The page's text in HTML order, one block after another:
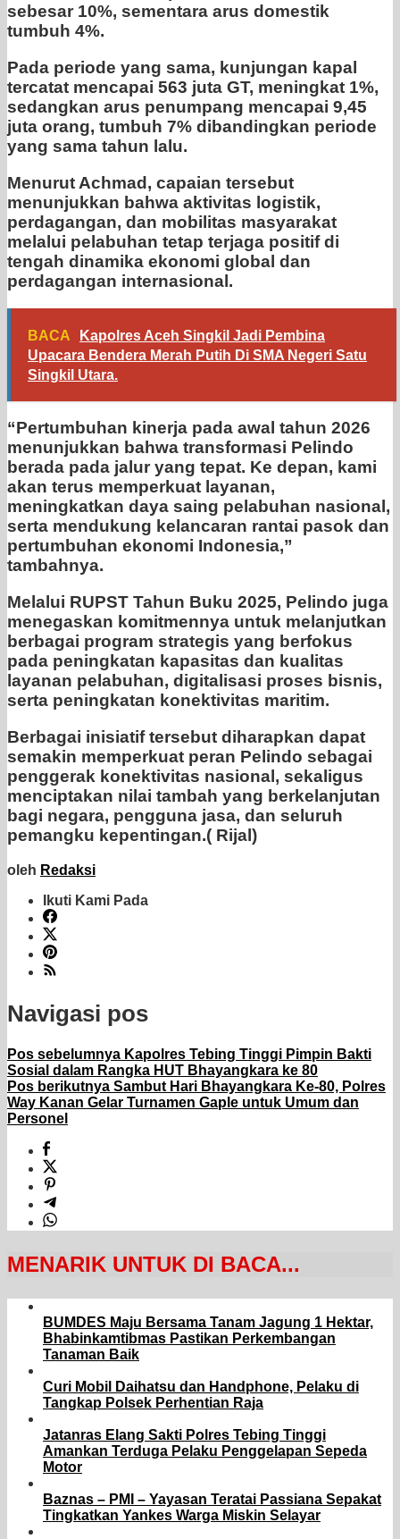
sebesar 10%, sementara arus domestik
tumbuh 4%.
Pada periode yang sama, kunjungan kapal
tercatat mencapai 563 juta GT, meningkat 1%,
sedangkan arus penumpang mencapai 9,45
juta orang, tumbuh 7% dibandingkan periode
yang sama tahun lalu.
Menurut Achmad, capaian tersebut
menunjukkan bahwa aktivitas logistik,
perdagangan, dan mobilitas masyarakat
melalui pelabuhan tetap terjaga positif di
tengah dinamika ekonomi global dan
perdagangan internasional.
BACA
Kapolres Aceh Singkil Jadi Pembina
Upacara Bendera Merah Putih Di SMA Negeri Satu
Singkil Utara.
“Pertumbuhan kinerja pada awal tahun 2026
menunjukkan bahwa transformasi Pelindo
berada pada jalur yang tepat. Ke depan, kami
akan terus memperkuat layanan,
meningkatkan daya saing pelabuhan nasional,
serta mendukung kelancaran rantai pasok dan
pertumbuhan ekonomi Indonesia,”
tambahnya.
Melalui RUPST Tahun Buku 2025, Pelindo juga
menegaskan komitmennya untuk melanjutkan
berbagai program strategis yang berfokus
pada peningkatan kapasitas dan kualitas
layanan pelabuhan, digitalisasi proses bisnis,
serta peningkatan konektivitas maritim.
Berbagai inisiatif tersebut diharapkan dapat
semakin memperkuat peran Pelindo sebagai
penggerak konektivitas nasional, sekaligus
menciptakan nilai tambah yang berkelanjutan
bagi negara, pengguna jasa, dan seluruh
pemangku kepentingan.( Rijal)
oleh Redaksi
Ikuti Kami Pada
Navigasi pos
Pos sebelumnya Kapolres Tebing Tinggi Pimpin Bakti
Sosial dalam Rangka HUT Bhayangkara ke 80
Pos berikutnya Sambut Hari Bhayangkara Ke-80, Polres
Way Kanan Gelar Turnamen Gaple untuk Umum dan
Personel
MENARIK UNTUK DI BACA...
BUMDES Maju Bersama Tanam Jagung 1 Hektar,
Bhabinkamtibmas Pastikan Perkembangan
Tanaman Baik
Curi Mobil Daihatsu dan Handphone, Pelaku di
Tangkap Polsek Perhentian Raja
Jatanras Elang Sakti Polres Tebing Tinggi
Amankan Terduga Pelaku Penggelapan Sepeda
Motor
Baznas – PMI – Yayasan Teratai Passiana Sepakat
Tingkatkan Yankes Warga Miskin Selayar